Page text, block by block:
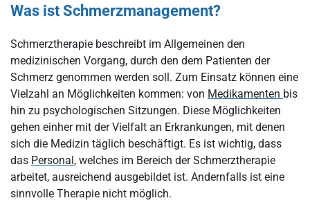
Was ist Schmerzmanagement?
Schmerztherapie beschreibt im Allgemeinen den
medizinischen Vorgang, durch den dem Patienten der
Schmerz genommen werden soll. Zum Einsatz können eine
Vielzahl an Möglichkeiten kommen: von Medikamenten bis
hin zu psychologischen Sitzungen. Diese Möglichkeiten
gehen einher mit der Vielfalt an Erkrankungen, mit denen
sich die Medizin täglich beschäftigt. Es ist wichtig, dass
das Personal , welches im Bereich der Schmerztherapie
arbeitet, ausreichend ausgebildet ist. Andernfalls ist eine
sinnvolle Therapie nicht möglich.